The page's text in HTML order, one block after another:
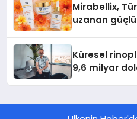
Mirabellix,
uzanan
Küresel
9,6 milyar